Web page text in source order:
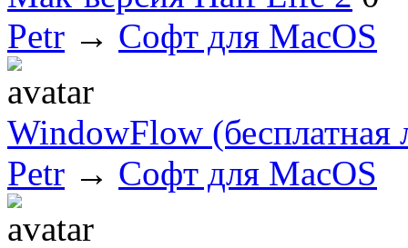
Petr → Софт для MacOS
WindowFlow (бесплатная
Petr → Софт для MacOS